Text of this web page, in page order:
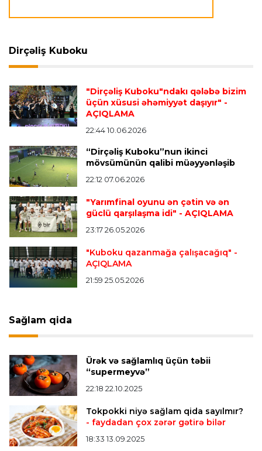
Offside 22:06 09.08.2026
Fransa millisinin müdafiəçisi PSJ-yə keçdi
21:58 09.08.2026
Mourinyodan Vinisiusla bağlı açıqlama- “Hələ
optimal formasında deyil”
Transfer 21:55 09.08.2026
“Mançester Yunayted” və “Çelsi” Premyer
Liqanın bombardirini istəyir
Transfer 21:49 09.08.2026
“Kristal Pelas” İsrail millisinin futbolçusunu
Bütün xəbərlər >>>
Dirçəliş Kuboku
"Dirçəliş Kuboku"ndakı qələbə bizim
üçün xüsusi əhəmiyyət daşıyır" -
AÇIQLAMA
22:44 10.06.2026
“Dirçəliş Kuboku”nun ikinci
mövsümünün qalibi müəyyənləşib
22:12 07.06.2026
"Yarımfinal oyunu ən çətin və ən
güclü qarşılaşma idi" - AÇIQLAMA
23:17 26.05.2026
"Kuboku qazanmağa çalışacağıq" -
AÇIQLAMA
21:59 25.05.2026
Sağlam qida
Ürək və sağlamlıq üçün təbii
“supermeyvə”
22:18 22.10.2025
Tokpokki niyə sağlam qida sayılmır?
- faydadan çox zərər gətirə bilər
18:33 13.09.2025